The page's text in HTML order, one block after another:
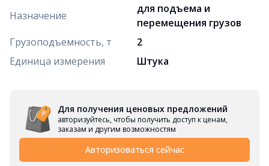
Назначение
для подъема и
перемещения грузов
Грузоподъемность, т
2
Единица измерения
Штука
Для получения ценовых предложений
авторизуйтесь, чтобы получить доступ к ценам,
заказам и другим возможностям
Авторизоваться сейчас